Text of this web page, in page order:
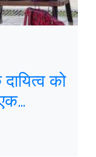
को
करता